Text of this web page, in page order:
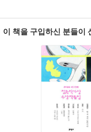
이 책을 구입하신 분들이